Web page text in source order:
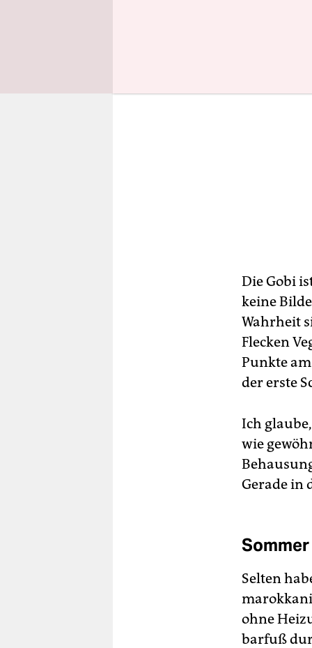
Die Gobi
keine
Wahrheit
Flecken
Punkte
der erste
Ich
wie
Gerade in
Selten
ohne
barfuß